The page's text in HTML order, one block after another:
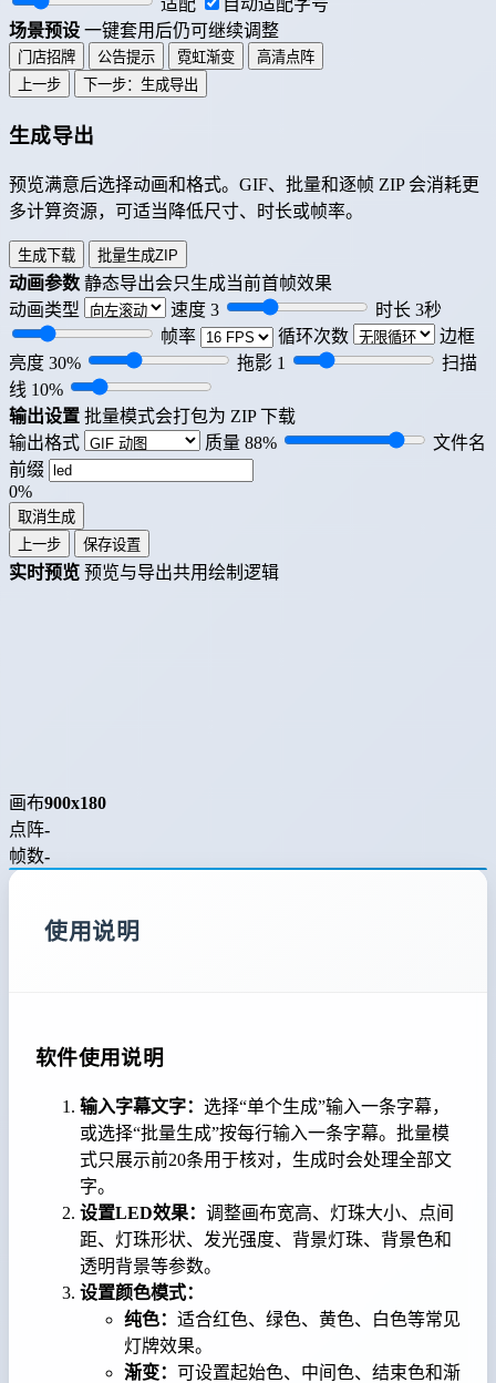
适配
自动适配字号
场景预设 一键套用后仍可继续调整
门店招牌 公告提示 霓虹渐变
高清点阵
上一步
下一步：生成导出
生成导出
预览满意后选择动画和格式。GIF、批量和逐帧 ZIP 会消耗更
多计算资源，可适当降低尺寸、时长或帧率。
生成下载 批量生成ZIP
动画参数 静态导出会只生成当前首帧效果
动画类型
速度 3 时长 3秒
帧率
循环次数
边框
亮度 30% 拖影 1
扫描
线 10%
输出设置 批量模式会打包为 ZIP 下载
输出格式
质量 88%
文件名
前缀
0%
取消生成
上一步
保存设置
实时预览 预览与导出共用绘制逻辑
画布900x180
点阵-
帧数-
使用说明
软件使用说明
输入字幕文字： 选择“单个生成”输入一条字幕，
或选择“批量生成”按每行输入一条字幕。批量模
式只展示前20条用于核对，生成时会处理全部文
字。
设置LED效果： 调整画布宽高、灯珠大小、点间
距、灯珠形状、发光强度、背景灯珠、背景色和
透明背景等参数。
设置颜色模式：
纯色： 适合红色、绿色、黄色、白色等常见
灯牌效果。
渐变： 可设置起始色、中间色、结束色和渐